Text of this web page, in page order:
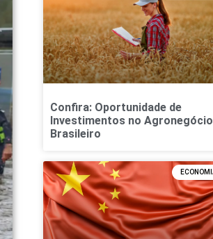
Confira: Oportunidade de
Investimentos no Agronegócio
Brasileiro